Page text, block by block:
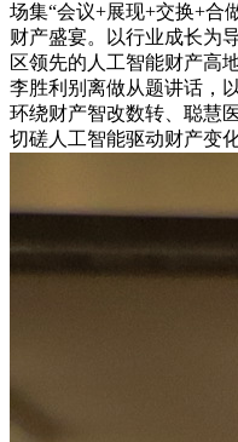
场集“会议+展现+交换+合
财产盛宴。以行业成长为
区领先的人工智能财产高
李胜利别离做从题讲话，
环绕财产智改数转、聪慧
切磋人工智能驱动财产变